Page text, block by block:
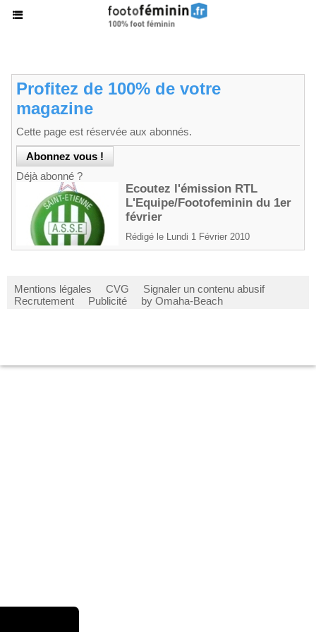
Profitez de 100% de votre
magazine
Cette page est réservée aux abonnés.
Déjà abonné ?
Ecoutez l'émission RTL
L'Equipe/Footofeminin du 1er
février
Rédigé le Lundi 1 Février 2010
Mentions légales CVG
Signaler un contenu abusif
Recrutement
Publicité by Omaha-Beach